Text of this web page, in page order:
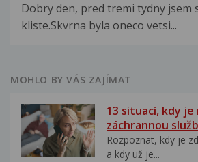
Dobry den, pred tremi tydny jsem
kliste.Skvrna byla oneco vetsi...
MOHLO BY VÁS ZAJÍMAT
13 situací, kdy
záchrannou
Rozpoznat, kdy je
a kdy už je...